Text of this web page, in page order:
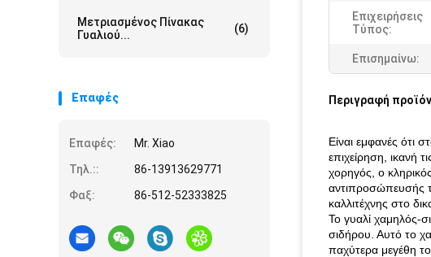
Μετριασμένος Πίνακας
Γυαλιού...
(6)
Επαφές
Επαφές:
Mr. Xiao
Τηλ.::
86-13913629771
Φαξ:
86-512-52333825
Επιχειρήσεις
Τύπος:
Επισημαίνω:
Περιγραφή
Είναι εμφανές ότι
επιχείρηση, ικανή
χορηγός, ο
αντιπροσώπευσής
καλλιτέχνης στο
Το γυαλί χαμηλός-
σιδήρου. Αυτό το
παχύτερα μεγέθη